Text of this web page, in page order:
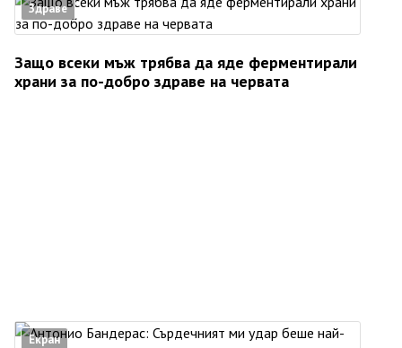
Здраве
Защо всеки мъж трябва да яде ферментирали
храни за по-добро здраве на червата
Екран